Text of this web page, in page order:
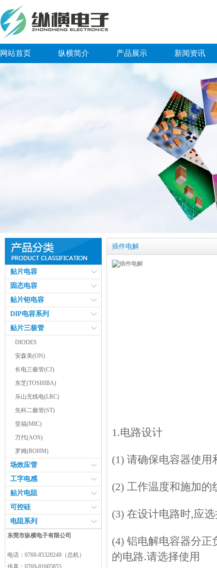
网站首页 纵横简介 产品展示 新闻资讯
贴片电容
固态电容
贴片钽电容
DIP电容系列
贴片三极管
DIODES
安森美(ON)
长电三极管(CJ)
东芝(TOSHIBA)
乐山无线电(LRC)
先科二极管(ST)
堂福(MIC)
万代(AOS)
罗姆(ROHM)
场效应管
工字电感
贴片电阻
可控硅
电阻系列
东莞市纵横电子有限公司
电话：0769-85320249（总机）
传真：0769-81605855
插件电解
1.电路设计
(1) 请确保电容器使
(2) 工作温度和施加
(3) 在设计电路时,应
(4) 铝电解电容器分
的电路.请选择使用